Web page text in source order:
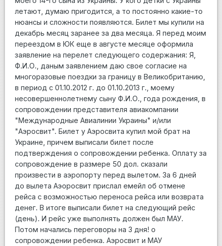
летают, думаю пригодится, а то постоянно какие-то
нюансы и сложности появляются. Билет мы купили на
декабрь месяц заранее за два месяца. Я перед моим
переездом в ЮК еще в августе месяце оформила
заявление на перелет следующего содержания: Я,
Ф.И.О., даным заявлением даю свое согласие на
многоразовые поездки за границу в Великобританию,
в период с 01.10.2012 г. до 01.10.2013 г., моему
несовершеннолетнему сыну Ф.И.О., года рождения, в
сопровождении представителя авиакомпании
"Международные Авиалинии Украины" и/или
"Аэросвит". Билет у Аэросвита купил мой брат на
Украине, причем выписали билет после
подтверждения о сопровождении ребенка. Оплату за
сопровождение в размере 50 дол. сказали
произвести в аэропорту перед вылетом. За 6 дней
до вылета Аэоросвит прислал емейл об отмене
рейса с возможностью переноса рейса или возврата
денег. В итоге выписали билет на следующий рейс
(день). И рейс уже выполнять должен был МАУ.
Потом начались переговоры на 3 дня! о
сопровождении ребенка. Аэросвит и МАУ